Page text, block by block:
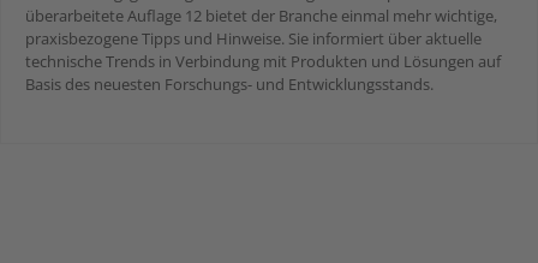
überarbeitete Auflage 12 bietet der Branche einmal mehr wichtige,
praxisbezogene Tipps und Hinweise. Sie informiert über aktuelle
technische Trends in Verbindung mit Produkten und Lösungen auf
Basis des neuesten Forschungs- und Entwicklungsstands.